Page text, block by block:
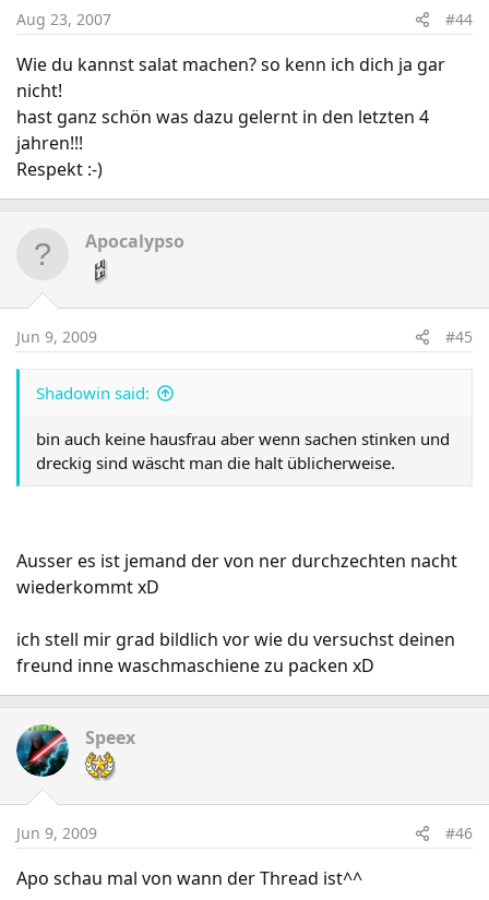
Aug 23, 2007 #44
Wie du kannst salat machen? so kenn ich dich ja gar
nicht!
hast ganz schön was dazu gelernt in den letzten 4
jahren!!!
Respekt :-)
Apocalypso
Jun 9, 2009 #45
Shadowin said:
bin auch keine hausfrau aber wenn sachen stinken und
dreckig sind wäscht man die halt üblicherweise.
Ausser es ist jemand der von ner durchzechten nacht
wiederkommt xD
ich stell mir grad bildlich vor wie du versuchst deinen
freund inne waschmaschiene zu packen xD
Speex
Jun 9, 2009 #46
Apo schau mal von wann der Thread ist^^